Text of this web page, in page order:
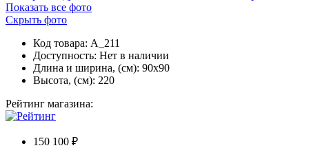
Показать все фото
Скрыть фото
Код товара: A_211
Доступность: Нет в наличии
Длина и ширина, (см): 90x90
Высота, (см): 220
Рейтинг магазина:
150 100 ₽